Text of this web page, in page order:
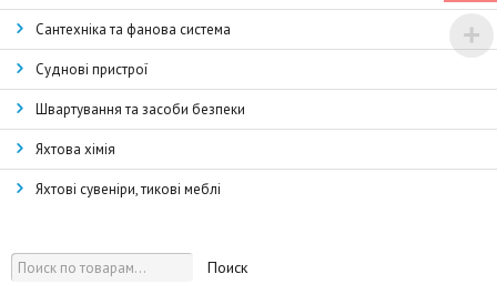
Сантехніка та фанова система
Суднові пристрої
Швартування та засоби безпеки
Яхтова хімія
Яхтові сувеніри, тикові меблі
Поиск